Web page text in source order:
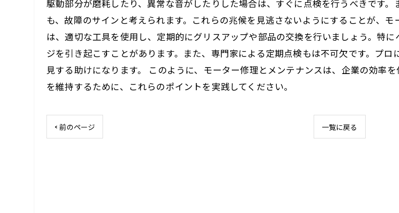
駆動部分が磨耗したり、異常な音がしたりした場合は、すぐに点検を行うべきです
も、故障のサインと考えられます。これらの兆候を見逃さないようにすることが、
は、適切な工具を使用し、定期的にグリスアップや部品の交換を行いましょう。特
ジを引き起こすことがあります。また、専門家による定期点検もは不可欠です。プ
見する助けになります。 このように、モーター修理とメンテナンスは、企業の効率
を維持するために、これらのポイントを実践してください。
< 前のページ 一覧に戻る